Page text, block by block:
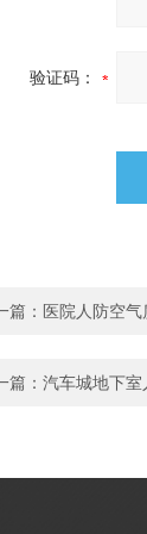
验证码：
篇： 医院人防空
篇： 汽车城地下室